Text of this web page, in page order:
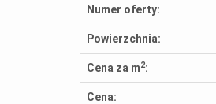
Numer oferty:
Powierzchnia:
Cena za m2:
Cena: